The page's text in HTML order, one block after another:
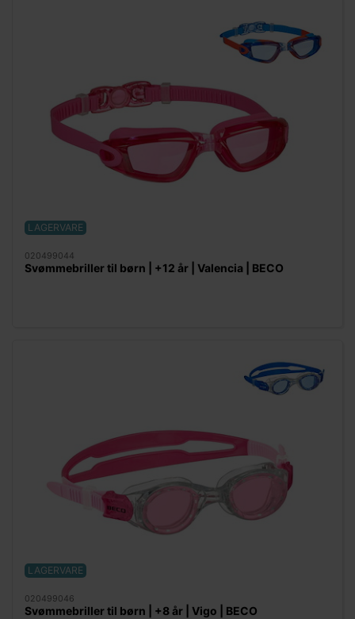
LAGERVARE
020499044
Svømmebriller til børn | +12 år | Valencia | BECO
LAGERVARE
020499046
Svømmebriller til børn | +8 år | Vigo | BECO